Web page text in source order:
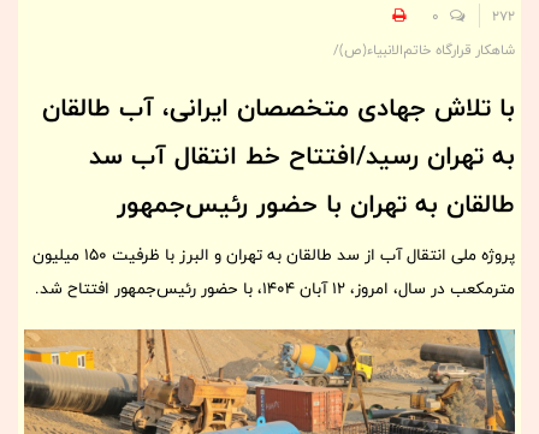
272
0
شاهکار قرارگاه خاتم‌الانبیاء(ص)/
با تلاش جهادی متخصصان ایرانی، آب طالقان
به تهران رسید/افتتاح خط انتقال آب سد
طالقان به تهران با حضور رئیس‌جمهور
پروژه ملی انتقال آب از سد طالقان به تهران و البرز با ظرفیت ۱۵۰ میلیون
مترمکعب در سال، امروز، ۱۲ آبان ۱۴۰۴، با حضور رئیس‌جمهور افتتاح شد.